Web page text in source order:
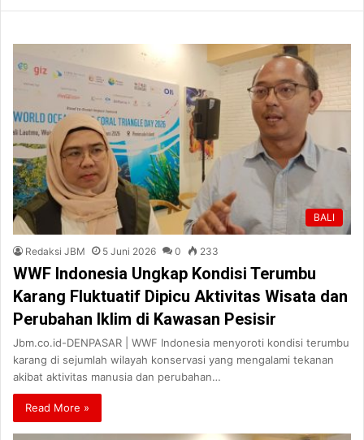
BALI
Redaksi JBM 5 Juni 2026 0 233
WWF Indonesia Ungkap Kondisi Terumbu
Karang Fluktuatif Dipicu Aktivitas Wisata dan
Perubahan Iklim di Kawasan Pesisir
Jbm.co.id-DENPASAR | WWF Indonesia menyoroti kondisi terumbu
karang di sejumlah wilayah konservasi yang mengalami tekanan
akibat aktivitas manusia dan perubahan…
Read More »